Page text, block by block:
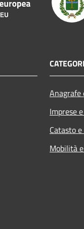
Imprese
Catasto
Mobilità